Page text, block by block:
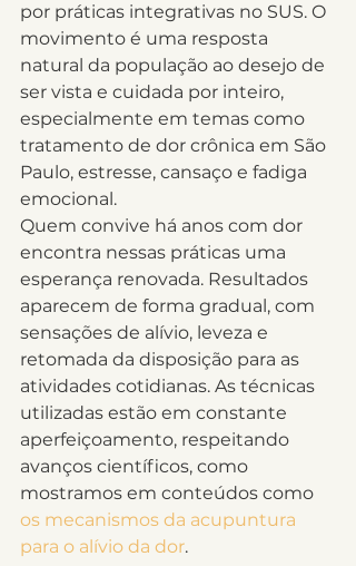
por práticas integrativas no SUS. O
movimento é uma resposta
natural da população ao desejo de
ser vista e cuidada por inteiro,
especialmente em temas como
tratamento de dor crônica em São
Paulo, estresse, cansaço e fadiga
emocional.
Quem convive há anos com dor
encontra nessas práticas uma
esperança renovada. Resultados
aparecem de forma gradual, com
sensações de alívio, leveza e
retomada da disposição para as
atividades cotidianas. As técnicas
utilizadas estão em constante
aperfeiçoamento, respeitando
avanços científicos, como
mostramos em conteúdos como
os mecanismos da acupuntura
para o alívio da dor.